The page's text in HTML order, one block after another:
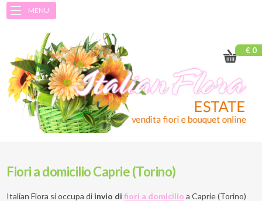
MENU
€ 0
Fiori a domicilio Caprie (Torino)
Italian Flora si occupa di invio difiori a domicilio a Caprie (Torino)